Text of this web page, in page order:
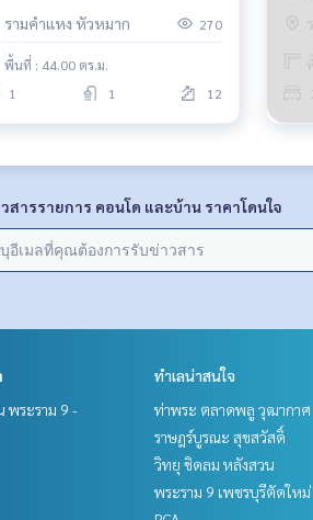
รามคำแหง หัวหมาก
270
พื้นที่ : 44.00 ตร.ม.
1
1 12
สารรายการ คอนโด และบ้าน ราคาโดนใจ
พระราม 9 -
ทำเลน่าสนใจ
ท่าพระ ตลาดพลู วุฒากาศ
ราษฎร์บูรณะ สุขสวัสดิ์
วิทยุ ชิดลม หลังสวน
พระราม 9 เพชรบุรีตัดใหม่